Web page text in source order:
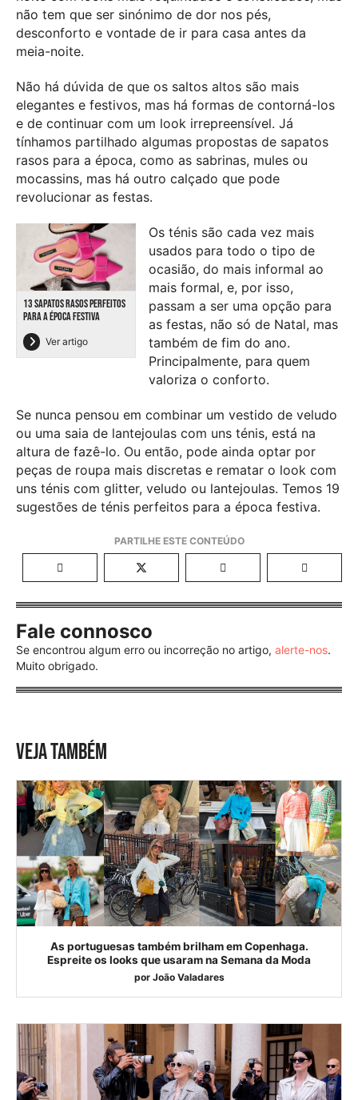
não tem que ser sinónimo de dor nos pés,
desconforto e vontade de ir para casa antes da
meia-noite.
Não há dúvida de que os saltos altos são mais
elegantes e festivos, mas há formas de contorná-los
e de continuar com um look irrepreensível. Já
tínhamos partilhado algumas propostas de sapatos
rasos para a época, como as sabrinas, mules ou
mocassins, mas há outro calçado que pode
revolucionar as festas.
13 SAPATOS RASOS PERFEITOS
PARA A ÉPOCA FESTIVA
Ver artigo
Os ténis são cada vez mais
usados para todo o tipo de
ocasião, do mais informal ao
mais formal, e, por isso,
passam a ser uma opção para
as festas, não só de Natal, mas
também de fim do ano.
Principalmente, para quem
valoriza o conforto.
Se nunca pensou em combinar um vestido de veludo
ou uma saia de lantejoulas com uns ténis, está na
altura de fazê-lo. Ou então, pode ainda optar por
peças de roupa mais discretas e rematar o look com
uns ténis com glitter, veludo ou lantejoulas. Temos 19
sugestões de ténis perfeitos para a época festiva.
Fale connosco
Se encontrou algum erro ou incorreção no artigo, alerte-nos.
Muito obrigado.
VEJA TAMBÉM
As portuguesas também brilham em Copenhaga.
Espreite os looks que usaram na Semana da Moda
por João Valadares